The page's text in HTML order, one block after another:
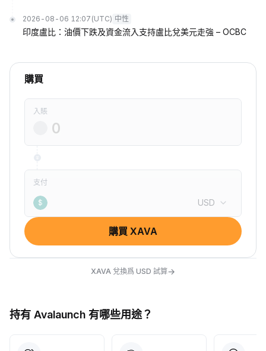
2026-08-06 12:07 (UTC) 中性
印度盧比：油價下跌及資金流入支持盧比兌美元走強 – OCBC
購買
入賬
支付
$ USD
購買 XAVA
XAVA 兌換爲 USD 試算→
持有 Avalaunch 有哪些用途？